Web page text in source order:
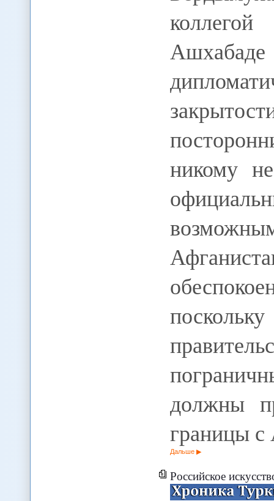
никому
должны
границы
Дальше
Российское